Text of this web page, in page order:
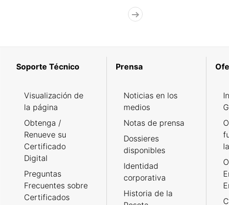
Soporte Técnico
Visualización de
la página
Obtenga /
Renueve su
Certificado
Digital
Preguntas
Frecuentes sobre
Certificados
Prensa
Noticias en los
medios
Notas de prensa
Dossieres
disponibles
Identidad
corporativa
Historia de la